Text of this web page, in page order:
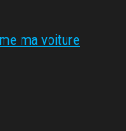
ma voiture